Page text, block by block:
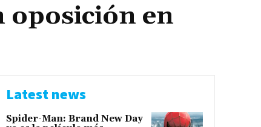
oposición en
Latest news
Spider-Man: Brand New Day